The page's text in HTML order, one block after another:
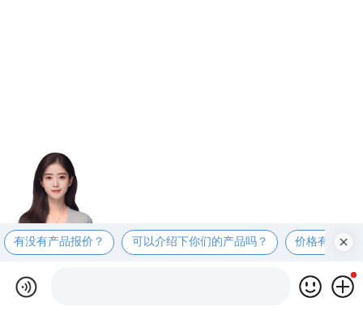
有没有产品报价？ 可以介绍下你们的产品吗？ 价格有优惠